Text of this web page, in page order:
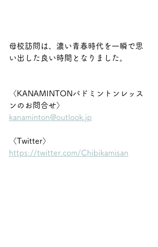
母校訪問は、濃い青春時代を一瞬で思
い出した良い時間となりました。
〈KANAMINTONバドミントンレッス
ンのお問合せ〉
kanaminton@outlook.jp
〈Twitter〉
https://twitter.com/Chibikamisan